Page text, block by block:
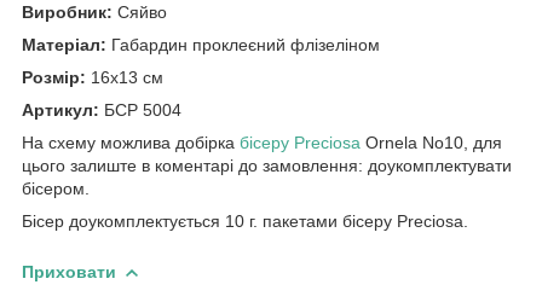
Виробник: Сяйво
Матеріал: Габардин проклеєний флізеліном
Розмір: 16х13 см
Артикул: БСР 5004
На схему можлива добірка бісеру Preciosa Ornela No10, для
цього залиште в коментарі до замовлення: доукомплектувати
бісером.
Бісер доукомплектується 10 г. пакетами бісеру Preciosa.
Приховати